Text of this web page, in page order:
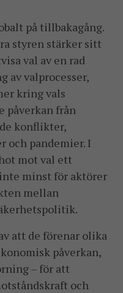
på tillbakagång.
styren stärker sitt
val av en rad
av valprocesser,
kring vals
påverkan från
konflikter,
och pandemier. I
mot val ett
minst för aktörer
mellan
att de förenar olika
påverkan,
– för att
och